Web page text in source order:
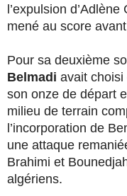
l’expulsion
mené au score
Pour sa deuxième
Belmadi avait
son onze de départ
milieu de terrain
l’incorporation de
une attaque
Brahimi et
algériens.